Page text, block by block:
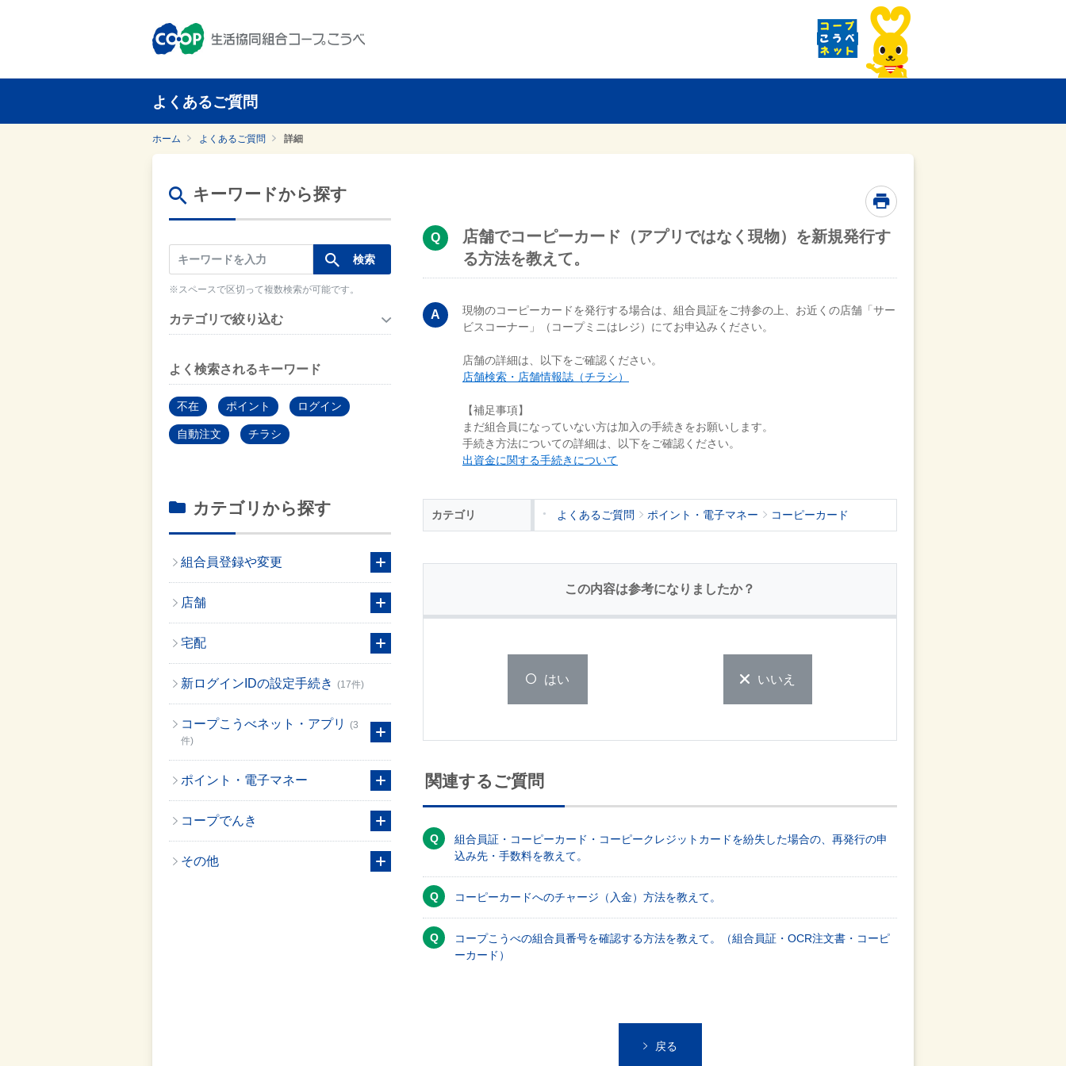
よくあるご質問
ホーム よくあるご質問 詳細
キーワードから探す
※スペースで区切って複数検索が可能です。
カテゴリで絞り込む
よく検索されるキーワード
不在 ポイント ログイン
自動注文 チラシ
カテゴリから探す
組合員登録や変更
店舗
宅配
新ログインIDの設定手続き (17件)
コープこうべネット・アプリ
(3
件)
ポイント・電子マネー
コープでんき
その他
店舗でコーピーカード（アプリではなく現物）を新規発行す
る方法を教えて。
現物のコーピーカードを発行する場合は、組合員証をご持参の上、お近くの店舗「サー
ビスコーナー」（コープミニはレジ）にてお申込みください。
店舗の詳細は、以下をご確認ください。
店舗検索・店舗情報誌（チラシ）
【補足事項】
まだ組合員になっていない方は加入の手続きをお願いします。
手続き方法についての詳細は、以下をご確認ください。
出資金に関する手続きについて
カテゴリ よくあるご質問 ポイント・電子マネー コーピーカード
この内容は参考になりましたか？
はい いいえ
関連するご質問
組合員証・コーピーカード・コーピークレジットカードを紛失した場合の、再発行の申
込み先・手数料を教えて。
コーピーカードへのチャージ（入金）方法を教えて。
コープこうべの組合員番号を確認する方法を教えて。（組合員証・OCR注文書・コーピ
ーカード）
戻る